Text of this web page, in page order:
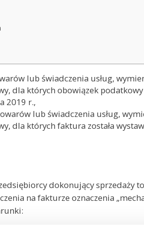
lub świadczenia usług,
dla których obowiązek
2019 r.,
lub świadczenia usług,
dla których faktura została
dokonujący sprzedaży
na fakturze oznaczenia